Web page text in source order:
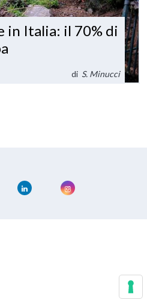
in Italia: il 70% di
di S. Minucci